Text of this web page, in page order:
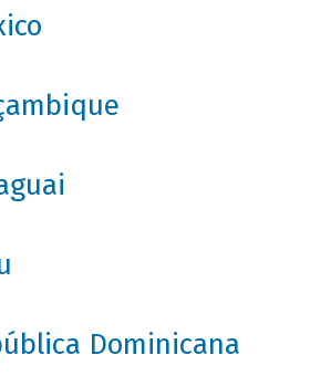
Dominicana